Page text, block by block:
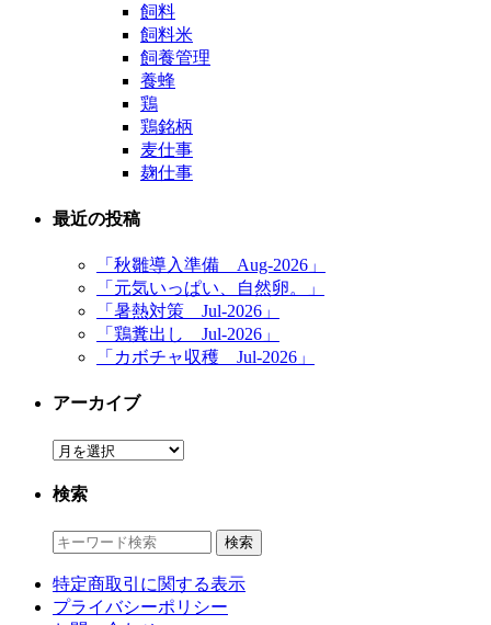
飼料
飼料米
飼養管理
養蜂
鶏
鶏銘柄
麦仕事
麹仕事
最近の投稿
「秋雛導入準備 Aug-2026」
「元気いっぱい、自然卵。」
「暑熱対策 Jul-2026」
「鶏糞出し Jul-2026」
「カボチャ収穫 Jul-2026」
アーカイブ
ア
カ
ブ
検索
特定商取引に関する表示
プライバシーポリシー